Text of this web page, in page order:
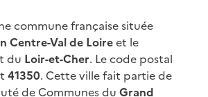
commune française située
Centre-Val de Loireet le
du Loir-et-Cher. Le code postal
41350. Cette ville fait partie de
de Communes du Grand